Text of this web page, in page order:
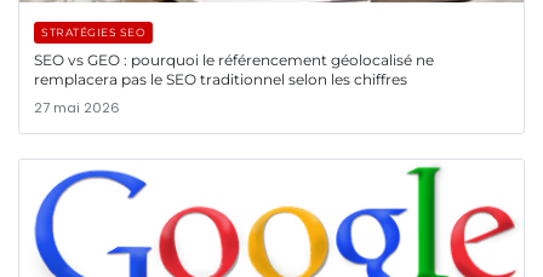
STRATÉGIES SEO
SEO vs GEO : pourquoi le référencement géolocalisé ne
remplacera pas le SEO traditionnel selon les chiffres
27 mai 2026